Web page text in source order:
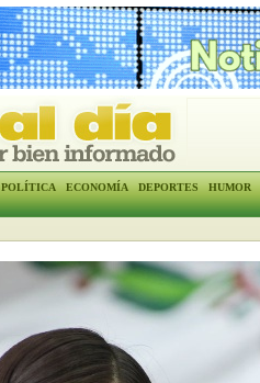
POLÍTICA ECONOMÍA DEPORTES HUMOR